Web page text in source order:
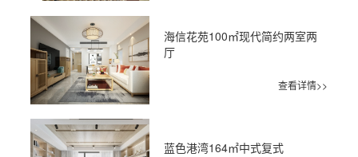
海信花苑100㎡现代简约两室两
厅
查看详情>>
蓝色港湾164㎡中式复式